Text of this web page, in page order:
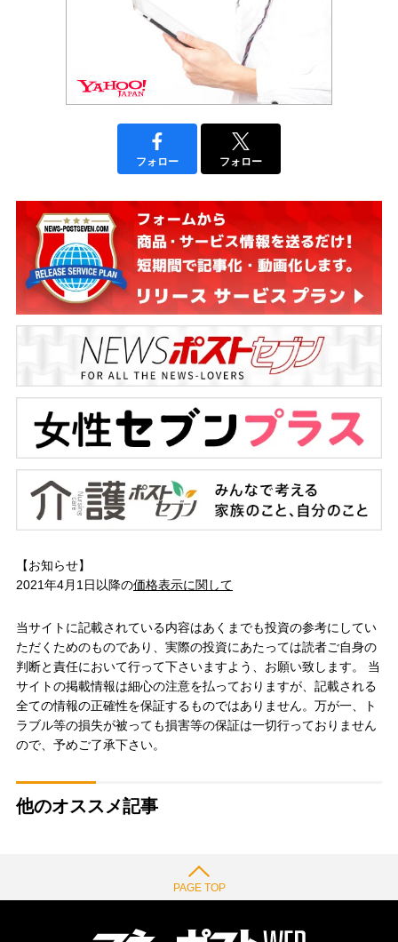
フォロー フォロー
【お知らせ】
2021年4月1日以降の価格表示に関して
当サイトに記載されている内容はあくまでも投資の参考にしてい
ただくためのものであり、実際の投資にあたっては読者ご自身の
判断と責任において行って下さいますよう、お願い致します。 当
サイトの掲載情報は細心の注意を払っておりますが、記載される
全ての情報の正確性を保証するものではありません。万が一、ト
ラブル等の損失が被っても損害等の保証は一切行っておりません
ので、予めご了承下さい。
他のオススメ記事
PAGE TOP